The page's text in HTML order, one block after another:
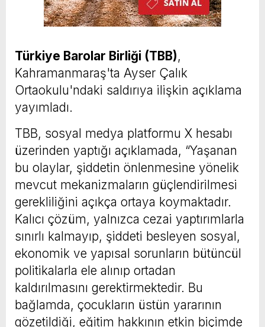
Türkiye Barolar Birliği (TBB),
Kahramanmaraş'ta Ayser Çalık
Ortaokulu'ndaki saldırıya ilişkin açıklama
yayımladı.
TBB, sosyal medya platformu X hesabı
üzerinden yaptığı açıklamada, “Yaşanan
bu olaylar, şiddetin önlenmesine yönelik
mevcut mekanizmaların güçlendirilmesi
gerekliliğini açıkça ortaya koymaktadır.
Kalıcı çözüm, yalnızca cezai yaptırımlarla
sınırlı kalmayıp, şiddeti besleyen sosyal,
ekonomik ve yapısal sorunların bütüncül
politikalarla ele alınıp ortadan
kaldırılmasını gerektirmektedir. Bu
bağlamda, çocukların üstün yararının
gözetildiği, eğitim hakkının etkin biçimde